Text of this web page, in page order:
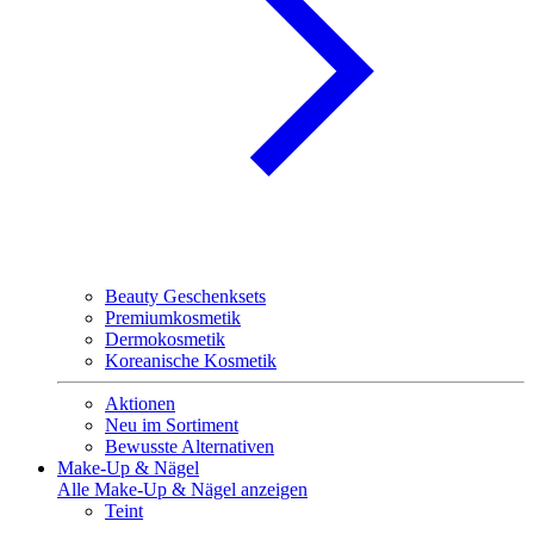
Beauty Geschenksets
Premiumkosmetik
Dermokosmetik
Koreanische Kosmetik
Aktionen
Neu im Sortiment
Bewusste Alternativen
Make-Up & Nägel
Alle Make-Up & Nägel anzeigen
Teint